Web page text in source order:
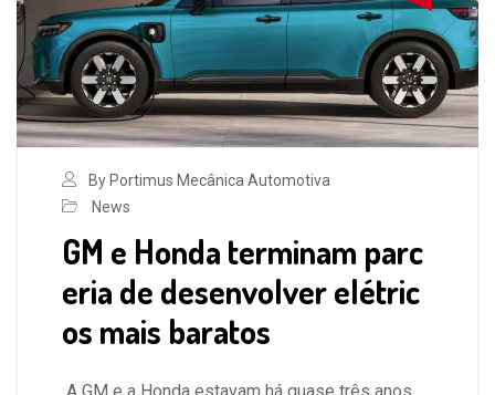
By Portimus Mecânica Automotiva
News
GM e Honda terminam parc
eria de desenvolver elétric
os mais baratos
A GM e a Honda estavam há quase três anos